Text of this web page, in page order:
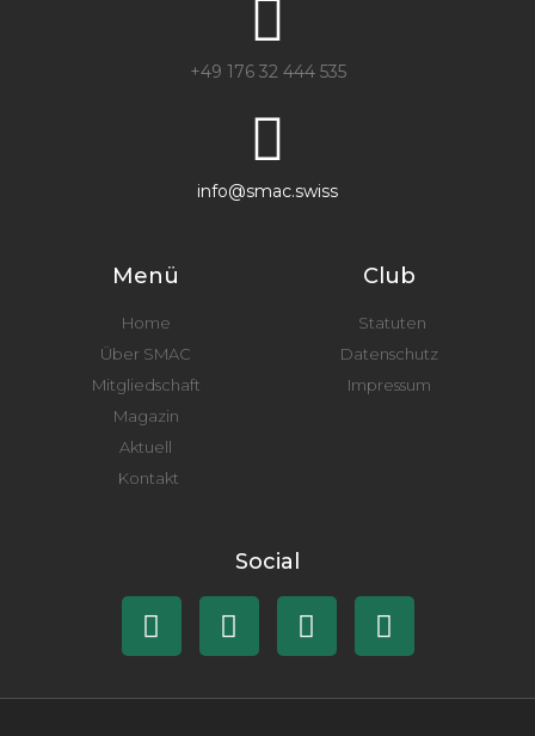
+49 176 32 444 535
info@smac.swiss
Menü
Home
Über SMAC
Mitgliedschaft
Magazin
Aktuell
Kontakt
Club
Statuten
Datenschutz
Impressum
Social